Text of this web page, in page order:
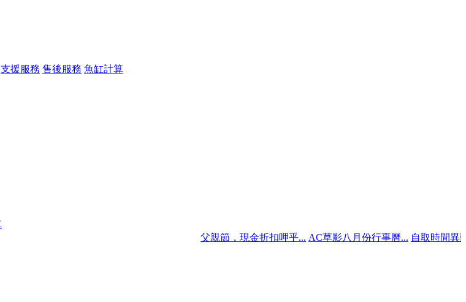
支援服務 售後服務 魚缸計算
父親節，現金折扣呷乎... AC草影八月份行事曆... 自取時間異動說明（